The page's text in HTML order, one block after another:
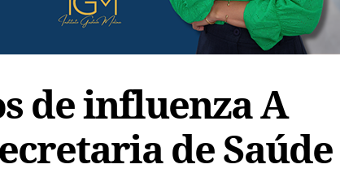
de influenza A
de Saúde